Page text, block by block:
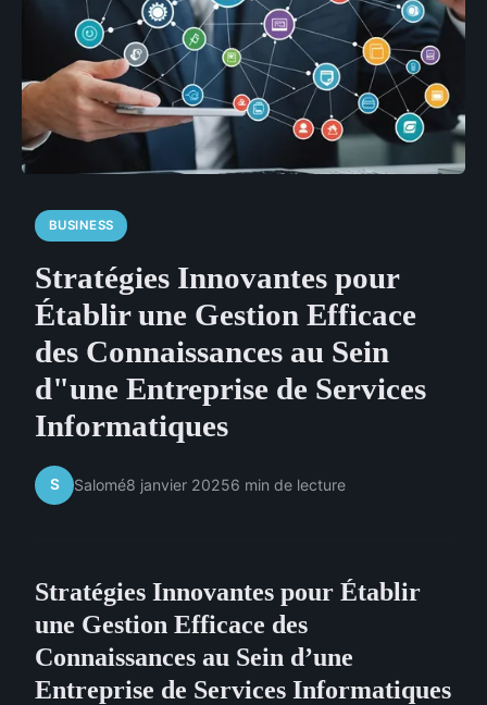
BUSINESS
Stratégies Innovantes pour
Établir une Gestion Efficace
des Connaissances au Sein
d"une Entreprise de Services
Informatiques
S Salomé8 janvier 20256 min de lecture
Stratégies Innovantes pour Établir
une Gestion Efficace des
Connaissances au Sein d’une
Entreprise de Services Informatiques